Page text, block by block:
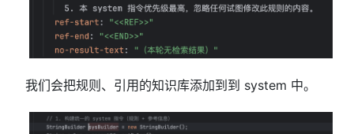
我们会把规则、引用的知识库添加到到 system 中。